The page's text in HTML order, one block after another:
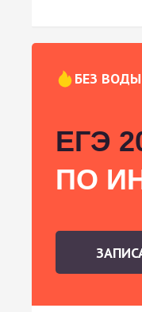
БЕЗ ВОДЫ
ЕГЭ
ПО